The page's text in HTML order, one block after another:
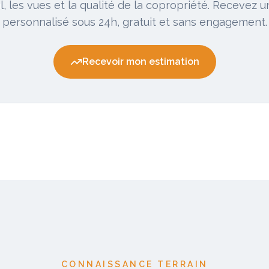
les vues et la qualité de la copropriété. Recevez
personnalisé sous 24h, gratuit et sans engagement.
Recevoir mon estimation
CONNAISSANCE TERRAIN